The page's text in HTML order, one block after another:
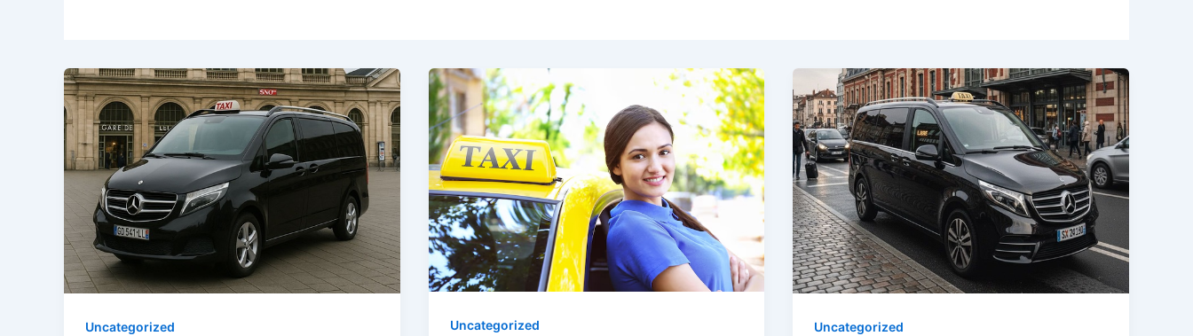
Uncategorized Uncategorized Uncategorized